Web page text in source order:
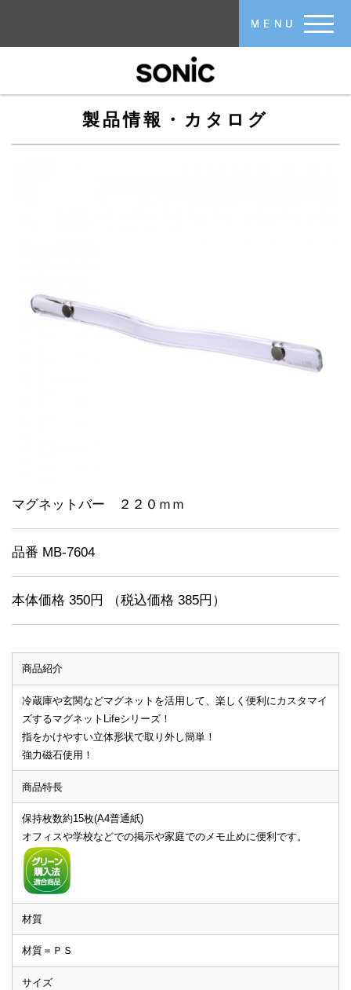
MENU
製品情報・カタログ
マグネットバー ２２０ｍｍ
品番 MB-7604
本体価格 350円 （税込価格 385円）
商品紹介
冷蔵庫や玄関などマグネットを活用して、楽しく便利にカスタマイ
ズするマグネットLifeシリーズ！
指をかけやすい立体形状で取り外し簡単！
強力磁石使用！
商品特長
保持枚数約15枚(A4普通紙)
オフィスや学校などでの掲示や家庭でのメモ止めに便利です。
材質
材質＝ＰＳ
サイズ